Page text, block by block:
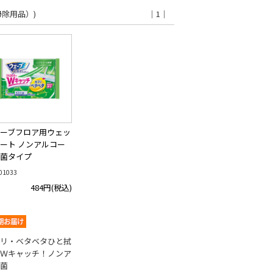
｜1｜
用品）)
ブフロア用ウェッ
ト ノンアルコー
タイプ
484円(税込)
・ベタベタひと拭
キャッチ！ノンア